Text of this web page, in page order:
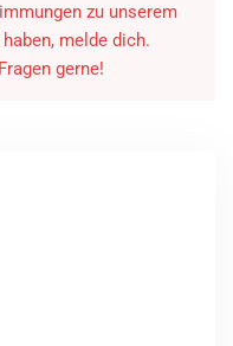
zu unserem
melde dich.
gerne!